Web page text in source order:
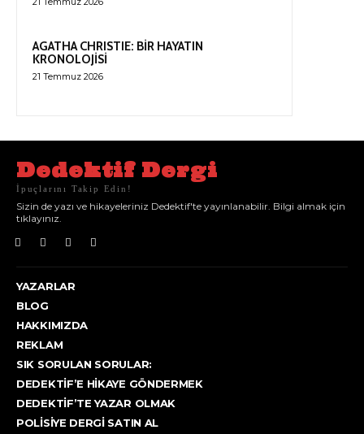
AGATHA CHRISTIE: BİR HAYATIN
KRONOLOJİSİ
21 Temmuz 2026
Dedektif Dergi
İpuçlarını Takip Edin!
Sizin de yazı ve hikayeleriniz Dedektif'te yayınlanabilir. Bilgi almak için
tıklayınız.
YAZARLAR
BLOG
HAKKIMIZDA
REKLAM
SIK SORULAN SORULAR:
DEDEKTIF’E HIKAYE GÖNDERMEK
DEDEKTIF’TE YAZAR OLMAK
POLISIYE DERGI SATIN AL